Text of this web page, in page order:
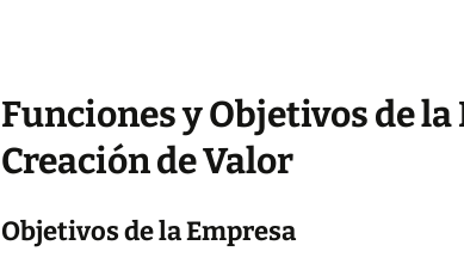
Funciones y Objetivos de la
Creación de Valor
Objetivos de la Empresa